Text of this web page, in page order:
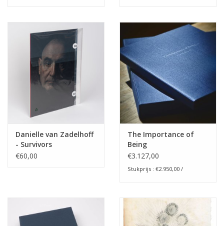
Danielle van Zadelhoff
- Survivors
€60,00
The Importance of
Being
€3.127,00
Stukprijs : €2.950,00 /